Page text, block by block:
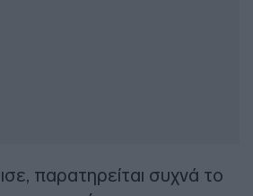
παρατηρείται συχνά το